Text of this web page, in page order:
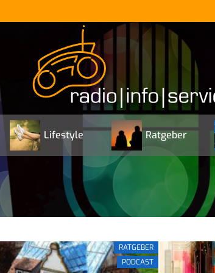
Lifestyle Ratgeber
RATGEBER
PODCAST